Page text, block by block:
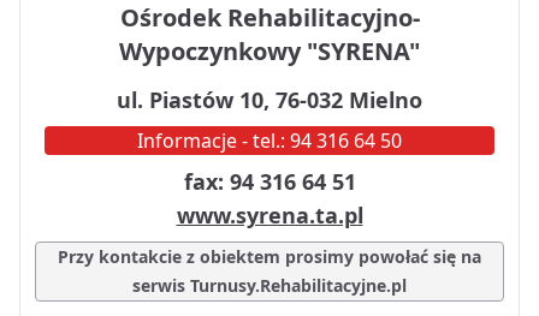
Ośrodek Rehabilitacyjno-
Wypoczynkowy "SYRENA"
ul. Piastów 10, 76-032 Mielno
Informacje - tel.: 94 316 64 50
fax: 94 316 64 51
www.syrena.ta.pl
Przy kontakcie z obiektem prosimy powołać się na
serwis Turnusy.Rehabilitacyjne.pl